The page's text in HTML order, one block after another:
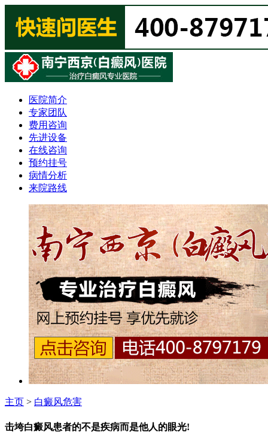
医院简介
专家团队
费用咨询
先进设备
在线咨询
预约挂号
病情分析
来院路线
主页 > 白癜风危害
击垮白癜风患者的不是疾病而是他人的眼光!